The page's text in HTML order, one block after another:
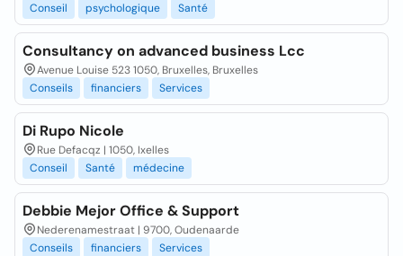
Conseil
psychologique Santé
Consultancy on advanced business Lcc
Avenue Louise 523 1050, Bruxelles, Bruxelles
Conseils
financiers Services
Di Rupo Nicole
Rue Defacqz | 1050, Ixelles
Conseil
Santé médecine
Debbie Mejor Office & Support
Nederenamestraat | 9700, Oudenaarde
Conseils
financiers Services